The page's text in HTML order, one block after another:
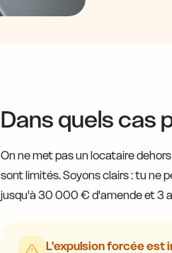
Dans quels cas
On ne met pas un locataire
sont limités. Soyons clairs : tu ne
jusqu'à 30 000 € d'amende et 3
L'expulsion forcée est